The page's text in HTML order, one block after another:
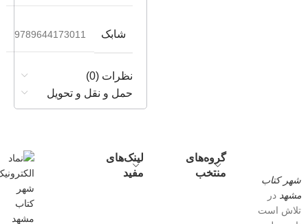
شابک 9789644173011
نظرات (0)
حمل و نقل و تحویل
شهر کتاب
مشهد در
تلاش است
گروه‌های
منتخب
لینک‌های
مفید